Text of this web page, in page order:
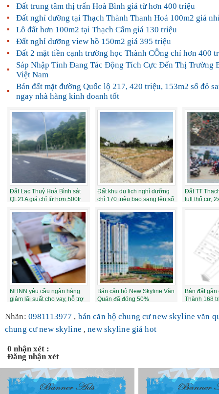
Đất trung tâm thị trấn Hoà Bình giá từ hơn 400 triệu
Đất nghỉ dưỡng tại Thạch Thành Thanh Hoá 100m2 giá
Lô đất hơn 100m2 tại Thạch Cẩm giá 130 triệu
Đất nghỉ dưỡng view hồ 150m2 giá 395 triệu
Đất 2 mặt tiền cạnh trường học Thành CÔng chỉ hơn 400
Sáp Nhập Tỉnh Đang Tác Động Tích Cực Đến Thị Trường
Việt Nam
Bán đất mặt đường Quốc lộ 217, 420 triệu, 153m2 sổ đỏ
ngay nhà hàng kinh doanh tốt
Đất Lạc Thuỷ Hoà Bình sát
QL21A giá chỉ từ hơn 500tr
Đất khu du lịch nghỉ dưỡng
chỉ 170 triệu bao sang tên sổ
Đất TT
full thổ cư,
NHNN yêu cầu ngân hàng
giảm lãi suất cho vay, hỗ trợ
Bán căn hộ New Skyline Văn
Quán đã đóng 50%
Bán đất
Thành 168
Nhãn: 0981113977 , bán căn hộ chung cư new skyline văn
chung cư new skyline ,new skyline giá hot
0 nhận xét :
Đăng nhận xét